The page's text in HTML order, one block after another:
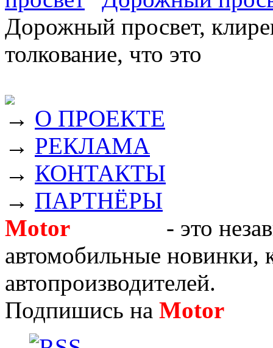
Дорожный просвет,
толкование, что это
→ О ПРОЕКТЕ
→ РЕКЛАМА
→ КОНТАКТЫ
→ ПАРТНЁРЫ
Motor
- это
автомобильные новинки,
автопроизводителей.
Подпишись на Motor